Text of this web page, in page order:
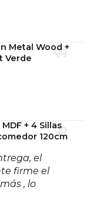
y
prolongados
armado
blanco, silla
metal, silla
silla
Chile.
Metal Wood +
Verde
+ 4 Sillas
120cm
el
firme el
, lo